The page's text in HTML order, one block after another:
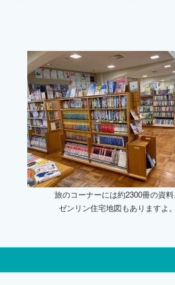
旅のコーナーには約2300冊の資料
ゼンリン住宅地図もありますよ。